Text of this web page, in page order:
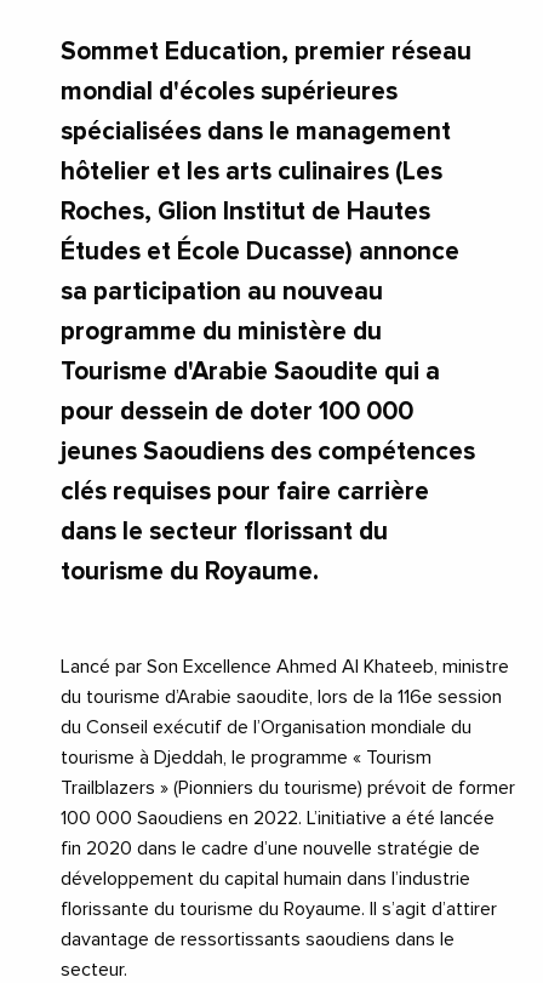
Sommet Education, premier réseau
mondial d'écoles supérieures
spécialisées dans le management
hôtelier et les arts culinaires (Les
Roches, Glion Institut de Hautes
Études et École Ducasse) annonce
sa participation au nouveau
programme du ministère du
Tourisme d'Arabie Saoudite qui a
pour dessein de doter 100 000
jeunes Saoudiens des compétences
clés requises pour faire carrière
dans le secteur florissant du
tourisme du Royaume.
Lancé par Son Excellence Ahmed Al Khateeb, ministre
du tourisme d’Arabie saoudite, lors de la 116e session
du Conseil exécutif de l’Organisation mondiale du
tourisme à Djeddah, le programme « Tourism
Trailblazers » (Pionniers du tourisme) prévoit de former
100 000 Saoudiens en 2022. L’initiative a été lancée
fin 2020 dans le cadre d’une nouvelle stratégie de
développement du capital humain dans l’industrie
florissante du tourisme du Royaume. Il s’agit d’attirer
davantage de ressortissants saoudiens dans le
secteur.